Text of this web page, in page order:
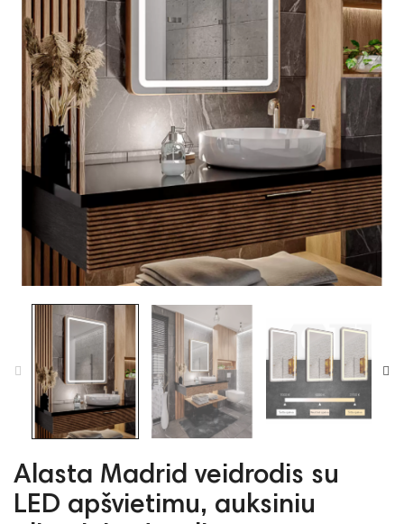
Alasta Madrid veidrodis su
LED apšvietimu, auksiniu